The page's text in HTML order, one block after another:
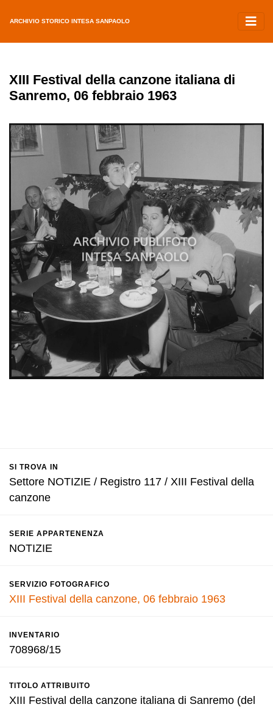
ARCHIVIO STORICO INTESA SANPAOLO
XIII Festival della canzone italiana di
Sanremo, 06 febbraio 1963
SI TROVA IN
Settore NOTIZIE / Registro 117 / XIII Festival della
canzone
SERIE APPARTENENZA
NOTIZIE
SERVIZIO FOTOGRAFICO
XIII Festival della canzone, 06 febbraio 1963
INVENTARIO
708968/15
TITOLO ATTRIBUITO
XIII Festival della canzone italiana di Sanremo (del